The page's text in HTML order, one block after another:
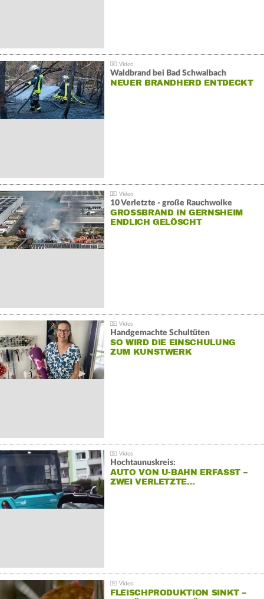
Waldbrand bei Bad Schwalbach
NEUER BRANDHERD ENTDECKT
10 Verletzte - große Rauchwolke
GROSSBRAND IN GERNSHEIM E
NDLICH GELÖSCHT
Handgemachte Schultüten
SO WIRD DIE EINSCHULUNG
ZUM KUNSTWERK
Hochtaunuskreis:
AUTO VON U-BAHN ERFASST –
ZWEI VERLETZTE…
FLEISCHPRODUKTION SINKT –